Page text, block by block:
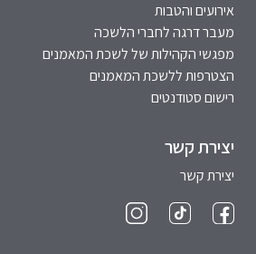
אירועים והטבות
מעבר דרגה לחברי הלשכה
מפגשי הקהילות של לשכת המאמנים
הצטרפות ללשכת המאמנים
רישום סטודנטים
יצירת קשר
יצירת קשר